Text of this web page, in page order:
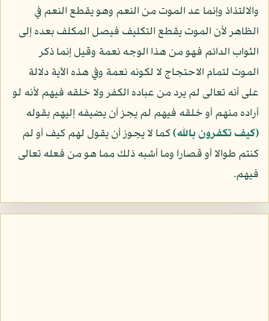
والالتذاذ وإنما عد الموت من النعم وهو يقطع النعم في
الظاهر لأن الموت يقطع التكليف فيصل المكلف بعده إلى
الثواب الدائم فهو من هذا الوجه نعمة وقيل إنما ذكر
الموت لتمام الاحتجاج لا لكونه نعمة وفي هذه الآية دلالة
على أنه تعالى لم يرد من عباده الكفر ولا خلقه فيهم لأنه لو
أراده منهم أو خلقه فيهم لم يجز أن يضيفه إليهم بقوله
﴿كيف تكفرون بالله﴾كما لا يجوز أن يقول لهم كيف أو لم
كنتم طوالا أو قصارا وما أشبه ذلك مما هو من فعله تعالى
فيهم.